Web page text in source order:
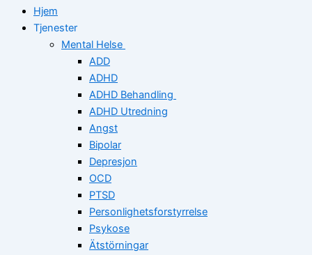
Hjem
Tjenester
Mental Helse
ADD
ADHD
ADHD Behandling
ADHD Utredning
Angst
Bipolar
Depresjon
OCD
PTSD
Personlighetsforstyrrelse
Psykose
Ätstörningar